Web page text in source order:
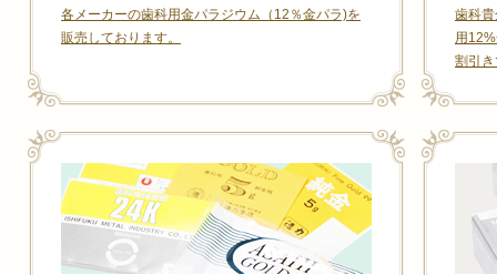
各メーカーの歯科用金パラジウム（12％金パラ)を
販売しております。
歯科
用
割引